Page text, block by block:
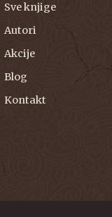
Sve knjige
Autori
Akcije
Blog
Kontakt